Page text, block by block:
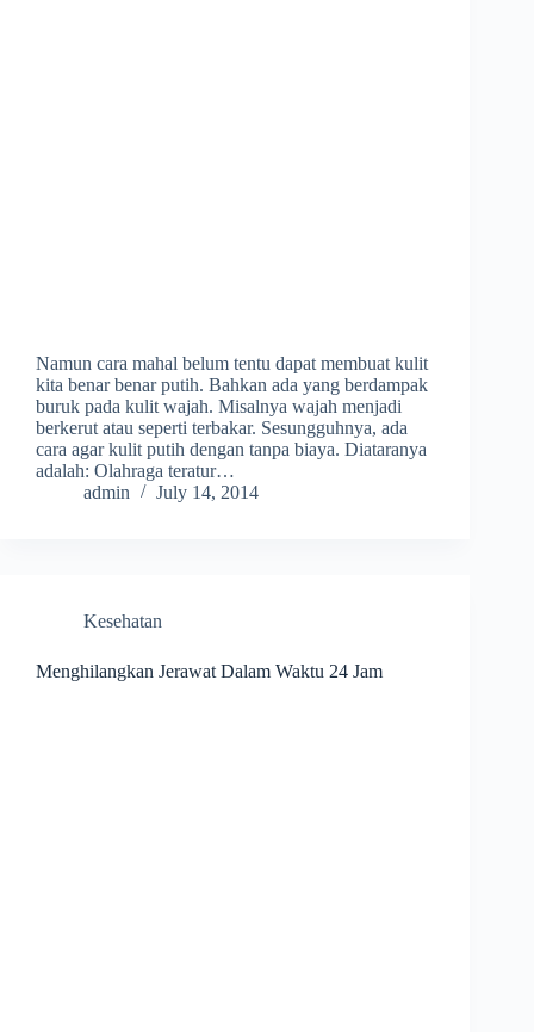
Namun cara mahal belum tentu dapat membuat kulit
kita benar benar putih. Bahkan ada yang berdampak
buruk pada kulit wajah. Misalnya wajah menjadi
berkerut atau seperti terbakar. Sesungguhnya, ada
cara agar kulit putih dengan tanpa biaya. Diataranya
adalah: Olahraga teratur…
admin
July 14, 2014
Kesehatan
Menghilangkan Jerawat Dalam Waktu 24 Jam